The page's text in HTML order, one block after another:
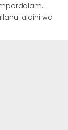
‘alaihi wa